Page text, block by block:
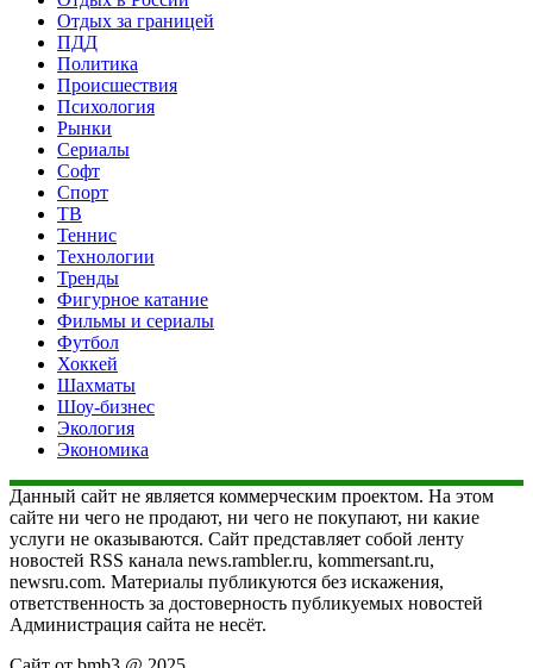
Отдых за границей
ПДД
Политика
Происшествия
Психология
Рынки
Сериалы
Софт
Спорт
ТВ
Теннис
Технологии
Тренды
Фигурное катание
Фильмы и сериалы
Футбол
Хоккей
Шахматы
Шоу-бизнес
Экология
Экономика
Данный сайт не является коммерческим проектом. На этом
сайте ни чего не продают, ни чего не покупают, ни какие
услуги не оказываются. Сайт представляет собой ленту
новостей RSS канала news.rambler.ru, kommersant.ru,
newsru.com. Материалы публикуются без искажения,
ответственность за достоверность публикуемых новостей
Администрация сайта не несёт.